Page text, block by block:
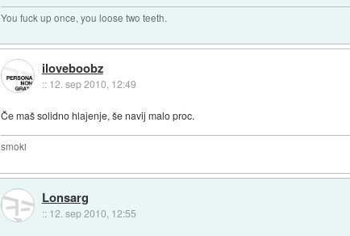
You fuck up once, you loose two teeth.
iloveboobz
:: 12. sep 2010, 12:49
Če maš solidno hlajenje, še navij malo proc.
smoki
Lonsarg
:: 12. sep 2010, 12:55